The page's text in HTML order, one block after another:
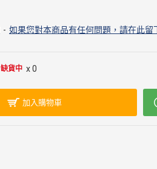
- 如果您對本商品有任何問題，請在此留
缺貨中 x 0
加入購物車